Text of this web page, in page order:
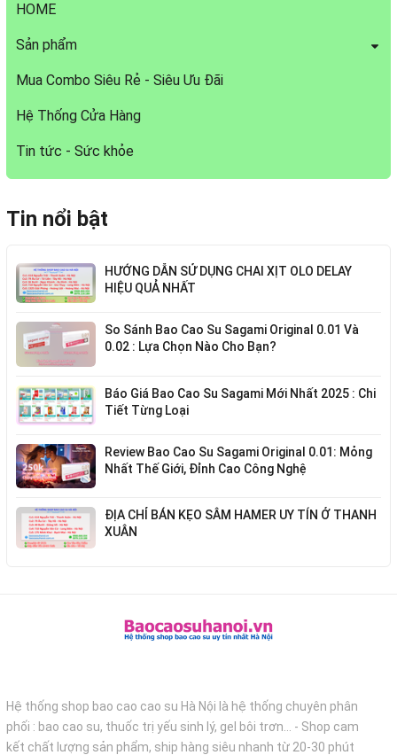
HOME
Sản phẩm
Mua Combo Siêu Rẻ - Siêu Ưu Đãi
Hệ Thống Cửa Hàng
Tin tức - Sức khỏe
Tin nổi bật
HƯỚNG DẪN SỬ DỤNG CHAI XỊT OLO DELAY
HIỆU QUẢ NHẤT
So Sánh Bao Cao Su Sagami Original 0.01 Và
0.02 : Lựa Chọn Nào Cho Bạn?
Báo Giá Bao Cao Su Sagami Mới Nhất 2025 : Chi
Tiết Từng Loại
Review Bao Cao Su Sagami Original 0.01: Mỏng
Nhất Thế Giới, Đỉnh Cao Công Nghệ
ĐỊA CHỈ BÁN KẸO SÂM HAMER UY TÍN Ở THANH
XUÂN
Hệ thống shop bao cao cao su Hà Nội là hệ thống chuyên phân
phối : bao cao su, thuốc trị yếu sinh lý, gel bôi trơn... - Shop cam
kết chất lượng sản phẩm, ship hàng siêu nhanh từ 20-30 phút